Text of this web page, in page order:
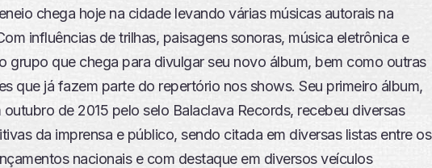
chega hoje na cidade levando várias músicas autorais na
influências de trilhas, paisagens sonoras, música eletrônica e
grupo que chega para divulgar seu novo álbum, bem como outras
que já fazem parte do repertório nos shows. Seu primeiro álbum,
outubro de 2015 pelo selo Balaclava Records, recebeu diversas
da imprensa e público, sendo citada em diversas listas entre os
nacionais e com destaque em diversos veículos